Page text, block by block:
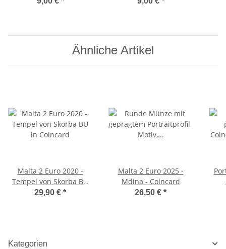
Ähnliche Artikel
Malta 2 Euro 2020 -
Tempel von Skorba BU
in Coincard
29,90 € *
Malta 2 Euro 2025 -
Mdina - Coincard
26,50 € *
Kategorien